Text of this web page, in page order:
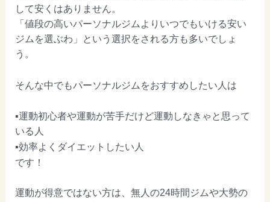
して安くはありません。
「値段の高いパーソナルジムよりいつでもいける安い
ジムを選ぶわ」という選択をされる方も多いでしょ
う。
そんな中でもパーソナルジムをおすすめしたい人は
▪️運動初心者や運動が苦手だけど運動しなきゃと思って
いる人
▪️効率よくダイエットしたい人
です！
運動が得意ではない方は、無人の24時間ジムや大勢の